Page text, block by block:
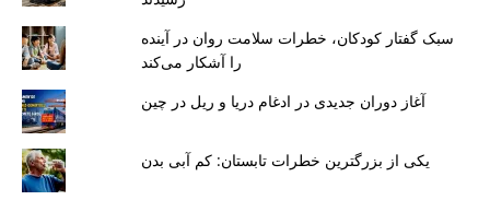
سبک گفتار کودکان، خطرات سلامت روان در آینده
را آشکار می‌کند
آغاز دوران جدیدی در ادغام دریا و ریل در چین
یکی از بزرگترین خطرات تابستان: کم آبی بدن